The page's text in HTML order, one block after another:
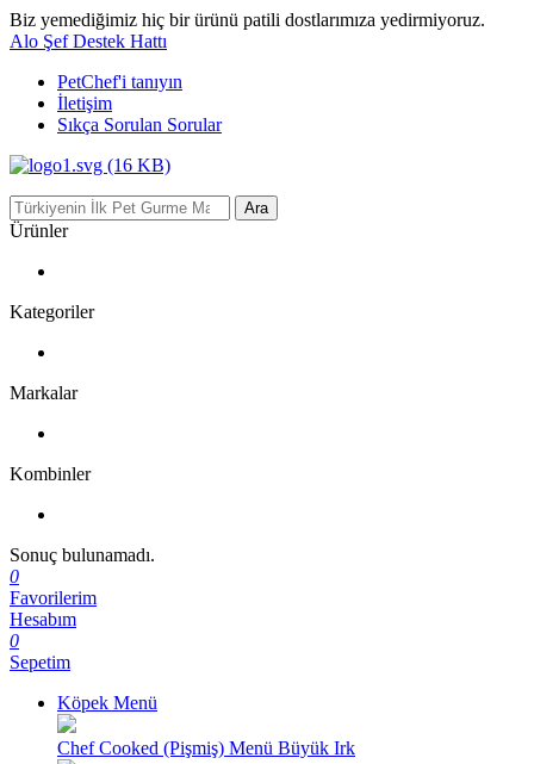
Biz yemediğimiz hiç bir ürünü patili dostlarımıza yedirmiyoruz.
Alo Şef Destek Hattı
PetChef'i tanıyın
İletişim
Sıkça Sorulan Sorular
Ara
Ürünler
Kategoriler
Markalar
Kombinler
Sonuç bulunamadı.
0
Favorilerim
Hesabım
0
Sepetim
Köpek Menü
Chef Cooked (Pişmiş) Menü Büyük Irk